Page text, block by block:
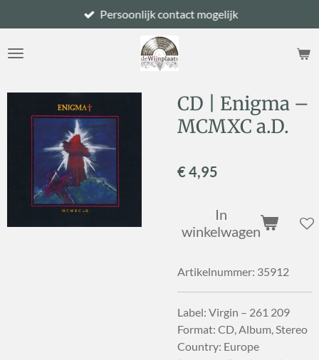
direct
naar
Persoonlijk contact mogelijk
CD | Enigma –
MCMXC a.D.
€ 4,95
In
winkelwagen
Artikelnummer: 35912
Label: Virgin – 261 209
Format: CD, Album, Stereo
Country: Europe